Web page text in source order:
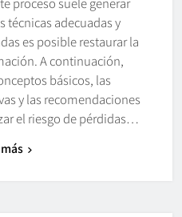
técnicas adecuadas y
es posible restaurar la
A continuación,
básicos, las
y las recomendaciones
el riesgo de pérdidas…